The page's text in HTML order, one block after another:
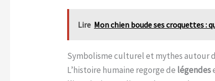
Lire Mon chien boude ses croquettes :
Symbolisme culturel et mythes autour
L’histoire humaine regorge de légendes